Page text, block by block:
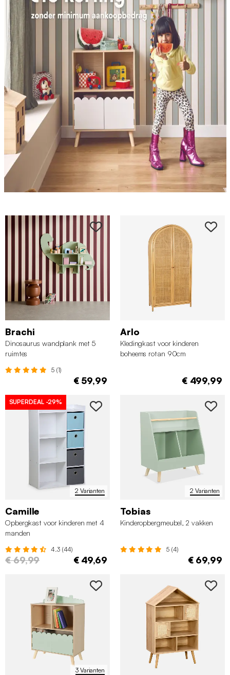
Brachi
Dinosaurus wandplank met 5
ruimtes
5 (1)
€ 59,99
Arlo
Kledingkast voor kinderen
boheems rotan 90cm
€ 499,99
2 Varianten
SUPERDEAL -29%
Camille
Opbergkast voor kinderen met 4
manden
4.3 (44)
€ 69,99 € 49,69
2 Varianten
Tobias
Kinderopbergmeubel, 2 vakken
5 (4)
€ 69,99
3 Varianten